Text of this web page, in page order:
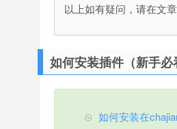
以上如有疑问，请在文
如何安装插件（新手必
如何安装在